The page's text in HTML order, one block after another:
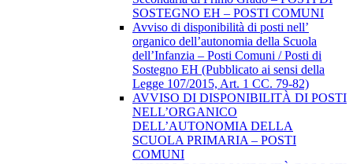
SOSTEGNO EH – POSTI COMUNI
Avviso di disponibilità di posti nell’
organico dell’autonomia della Scuola
dell’Infanzia – Posti Comuni / Posti di
Sostegno EH (Pubblicato ai sensi della
Legge 107/2015, Art. 1 CC. 79-82)
AVVISO DI DISPONIBILITÀ DI POSTI
NELL’ORGANICO
DELL’AUTONOMIA DELLA
SCUOLA PRIMARIA – POSTI
COMUNI